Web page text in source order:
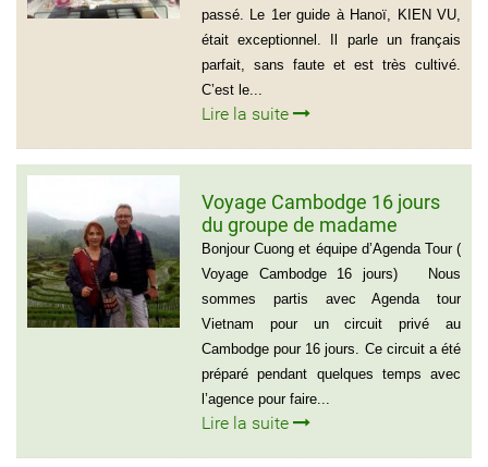
passé. Le 1er guide à Hanoï, KIEN VU,
était exceptionnel. Il parle un français
parfait, sans faute et est très cultivé.
C’est le...
Lire la suite
Voyage Cambodge 16 jours
du groupe de madame
Danielle et Monsieur Jean
Luc 0033 – 06 88 20 18 95
Bonjour Cuong et équipe d’Agenda Tour (
Voyage Cambodge 16 jours) Nous
sommes partis avec Agenda tour
Vietnam pour un circuit privé au
Cambodge pour 16 jours. Ce circuit a été
préparé pendant quelques temps avec
l’agence pour faire...
Lire la suite